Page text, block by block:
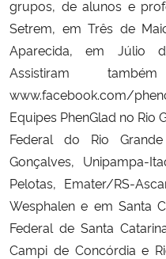
grupos, de alunos e
Setrem, em Três de
Aparecida, em Júlio
Assistiram
www.facebook.com/
Equipes PhenGlad no Rio
Federal do Rio
Gonçalves, Unipampa-
Pelotas, Emater/RS-
Wesphalen e em Santa
Federal de Santa
Campi de Concórdia e